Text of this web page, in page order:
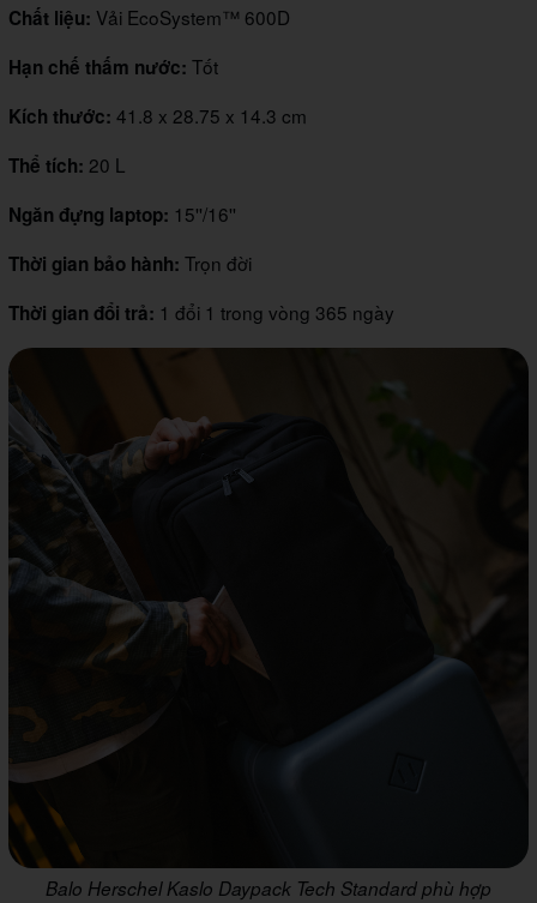
Chất liệu: Vải EcoSystem™ 600D
Hạn chế thấm nước: Tốt
Kích thước: 41.8 x 28.75 x 14.3 cm
Thể tích: 20 L
Ngăn đựng laptop: 15''/16''
Thời gian bảo hành: Trọn đời
Thời gian đổi trả: 1 đổi 1 trong vòng 365 ngày
Balo Herschel Kaslo Daypack Tech Standard phù hợp